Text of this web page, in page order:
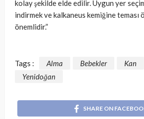
kolay şekilde elde edilir. Uygun yer
indirmek ve kalkaneus kemiğine teması
önemlidir.”
Tags : Alma Bebekler Kan
Yenidoğan
SHARE ON